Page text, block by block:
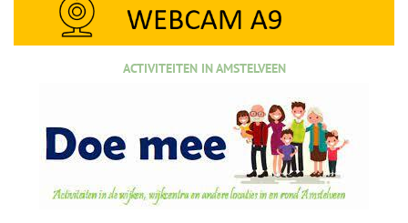
ACTIVITEITEN IN AMSTELVEEN